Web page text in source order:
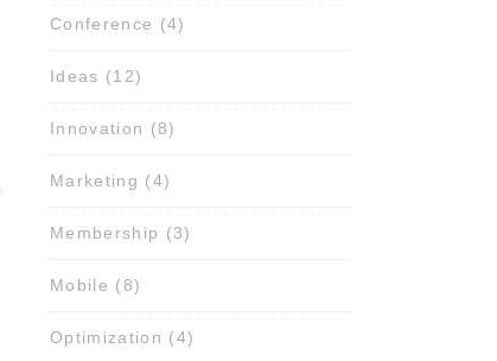
Conference (4)
Ideas (12)
Innovation (8)
Marketing (4)
Membership (3)
Mobile (8)
Optimization (4)